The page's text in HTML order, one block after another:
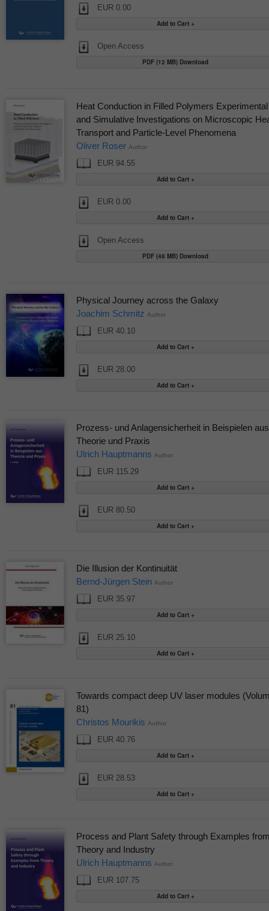
EUR 0.00
Open Access
PDF (12 MB) Download
Heat Conduction in Filled Polymers Experimental
and Simulative Investigations on Microscopic
Transport and Particle-Level Phenomena
Oliver Roser Author
EUR 94.55
EUR 0.00
Open Access
PDF (48 MB) Download
Physical Journey across the Galaxy
Joachim Schmitz Author
EUR 40.10
EUR 28.00
Prozess- und Anlagensicherheit in Beispielen aus
Theorie und Praxis
Ulrich Hauptmanns Author
EUR 115.29
EUR 80.50
Die Illusion der Kontinuität
Bernd-Jürgen Stein Author
EUR 35.97
EUR 25.10
Towards compact deep UV laser modules
81)
Christos Mourikis Author
EUR 40.76
EUR 28.53
Process and Plant Safety through Examples
Theory and Industry
Ulrich Hauptmanns Author
EUR 107.75